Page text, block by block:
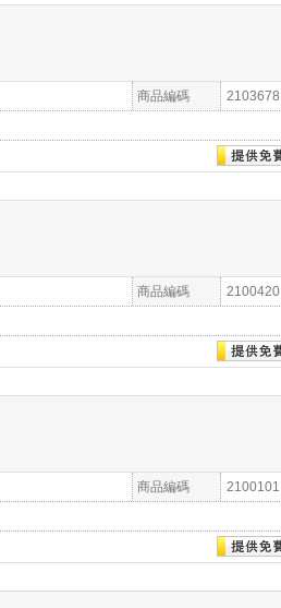
商品編碼 2103678
商品編碼 2100420
商品編碼 2100101